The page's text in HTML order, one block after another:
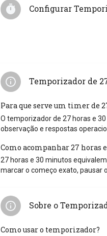
Configurar
Temporizador de
Para que serve um timer de
O temporizador de 27 horas e
observação e respostas
Como acompanhar 27 horas
27 horas e 30 minutos
marcar o começo exato, pausar
Sobre o
Como usar o temporizador?